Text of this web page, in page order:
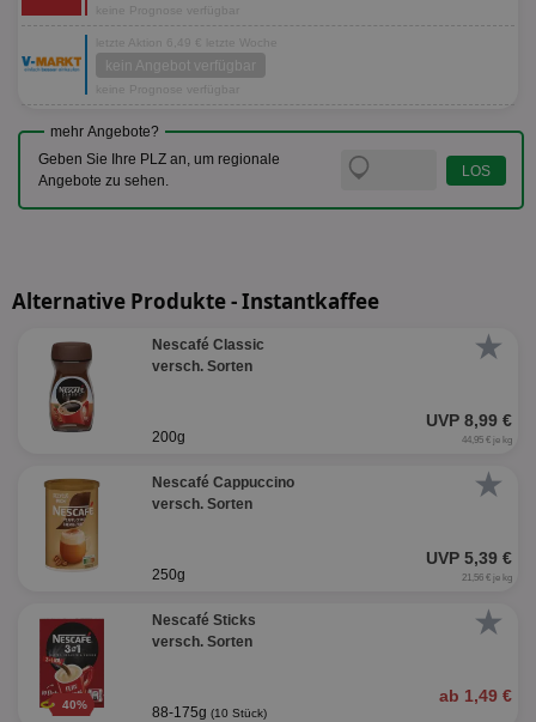
keine Prognose verfügbar
letzte Aktion 6,49 € letzte Woche
kein Angebot verfügbar
keine Prognose verfügbar
mehr Angebote?
Geben Sie Ihre PLZ an, um regionale
Angebote zu sehen.
Alternative Produkte - Instantkaffee
★
Nescafé Classic
versch. Sorten
UVP 8,99 €
200g 44,95 € je kg
★
Nescafé Cappuccino
versch. Sorten
UVP 5,39 €
250g 21,56 € je kg
★
40%
Nescafé Sticks
versch. Sorten
ab 1,49 €
88-175g (10 Stück)